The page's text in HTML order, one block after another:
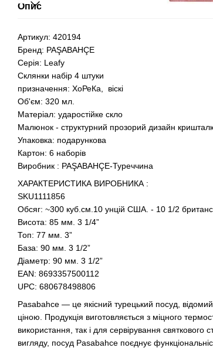
Опис
Артикул: 420194
Бренд: PAŞABAHÇE
Серія: Leafy
Склянки набір 4 штуки
призначення: ХоРеКа, віскі
Об'єм: 320 мл.
Матеріал: ударостійке скло
Малюнок - структурний прозорий дизайн
Упаковка: подарункова
Картон: 6 наборів
Виробник : PAŞABAHÇE-Туреччина
ХАРАКТЕРИСТИКА ВИРОБНИКА :
SKU1111856
Обсяг: ~300 куб.см.10 унцій США. - 10 1/2
Висота: 85 мм. 3 1/4”
Топ: 77 мм. 3”
База: 90 мм. 3 1/2”
Діаметр: 90 мм. 3 1/2”
EAN: 8693357500112
UPC: 680678498806
Pasabahce — це якісний турецький посуд,
ціною. Продукція виготовляється з міцного
використання, так і для сервірування
вигляду, посуд Pasabahce поєднує